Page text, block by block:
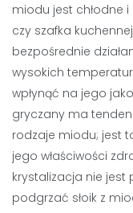
miodu jest chłodne
czy szafka
bezpośrednie
wysokich
wpłynąć na jego
gryczany ma
rodzaje miodu; jest
jego właściwości
krystalizacja nie jest
podgrzać słoik z